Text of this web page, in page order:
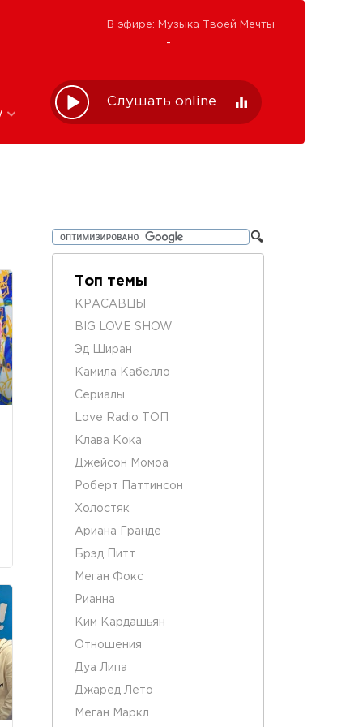
В эфире: Музыка Твоей Мечты
Слушать online
Топ темы
КРАСАВЦЫ
BIG LOVE SHOW
Эд Ширан
Камила Кабелло
Сериалы
Love Radio ТОП
Клава Кока
Джейсон Момоа
Роберт Паттинсон
Холостяк
Ариана Гранде
Брэд Питт
Меган Фокс
Рианна
Ким Кардашьян
Отношения
Дуа Липа
Джаред Лето
Меган Маркл